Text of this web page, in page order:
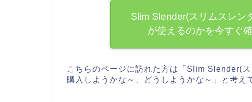
Slim Slender(スリムスレン
が使えるのかを今すぐ
こちらのページに訪れた方は「Slim Slender(
購入しようかな～、どうしようかな～」と考え